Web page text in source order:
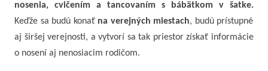
nosenia, cvičením a tancovaním s bábätkom v šatke.
Keďže sa budú konať na verejných miestach, budú prístupné
aj širšej verejnosti, a vytvorí sa tak priestor získať informácie
o nosení aj nenosiacim rodičom.